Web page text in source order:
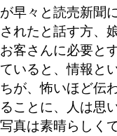
早々と読売新聞
れたと話す方、
客さんに必要と
いると、情報と
が、怖いほど伝
ことに、人は思
真は素晴らしく